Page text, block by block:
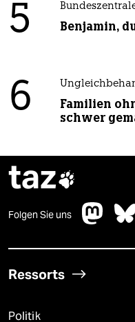
5 Benjamin,
6
Familien
schwer
taz
Folgen Sie uns
Ressorts
Politik